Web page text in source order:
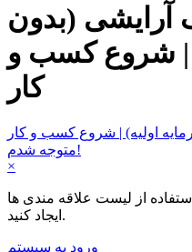
آرایشی (بدون
| شروع کسب و
کار
اولیه) | شروع کسب و کار
متوجه شدم!
×
از لیست علاقه مندی ها
ایجاد کنید.
ورود به سیستم